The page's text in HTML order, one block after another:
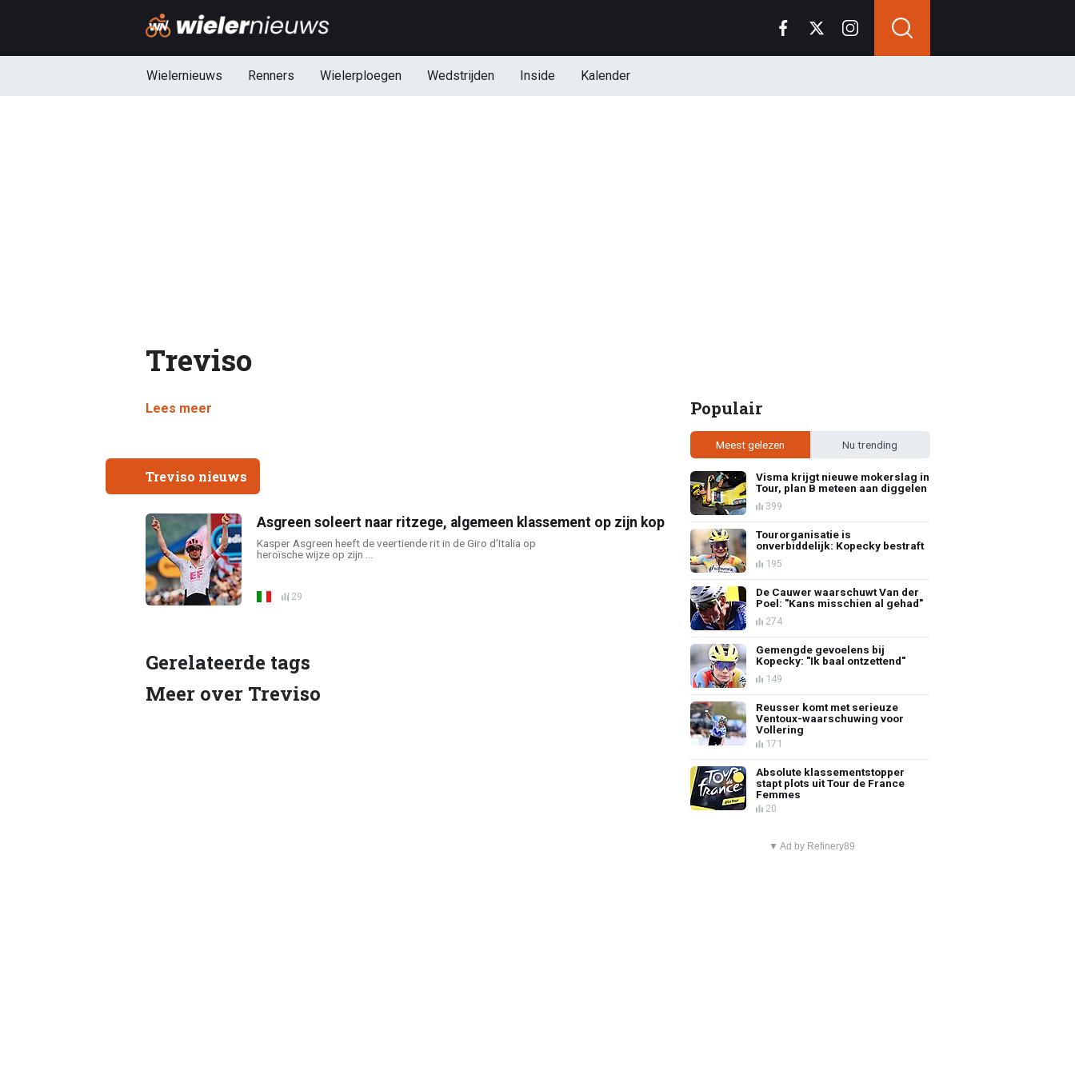
Wielernieuws Renners Wielerploegen Wedstrijden Inside Kalender
Treviso
Lees meer
Treviso nieuws
Asgreen soleert naar ritzege, algemeen klassement op zijn kop
Kasper Asgreen heeft de veertiende rit in de Giro d’Italia op
heroïsche wijze op zijn ...
29
Gerelateerde tags
Meer over Treviso
Populair
Meest gelezen Nu trending
Visma krijgt nieuwe mokerslag in
Tour, plan B meteen aan diggelen
399
Tourorganisatie is
onverbiddelijk: Kopecky bestraft
195
De Cauwer waarschuwt Van der
Poel: "Kans misschien al gehad"
274
Gemengde gevoelens bij
Kopecky: "Ik baal ontzettend"
149
Reusser komt met serieuze
Ventoux-waarschuwing voor
Vollering
171
Absolute klassementstopper
stapt plots uit Tour de France
Femmes
20
▼ Ad by Refinery89